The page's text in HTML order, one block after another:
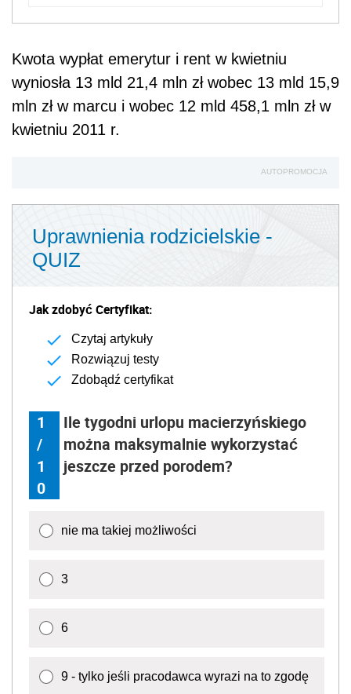
Kwota wypłat emerytur i rent w kwietniu
wyniosła 13 mld 21,4 mln zł wobec 13 mld 15,9
mln zł w marcu i wobec 12 mld 458,1 mln zł w
kwietniu 2011 r.
AUTOPROMOCJA
Uprawnienia rodzicielskie -
QUIZ
Jak zdobyć Certyfikat:
Czytaj artykuły
Rozwiązuj testy
Zdobądź certyfikat
1
/
1
0
Ile tygodni urlopu macierzyńskiego
można maksymalnie wykorzystać
jeszcze przed porodem?
nie ma takiej możliwości
3
6
9 - tylko jeśli pracodawca wyrazi na to zgodę